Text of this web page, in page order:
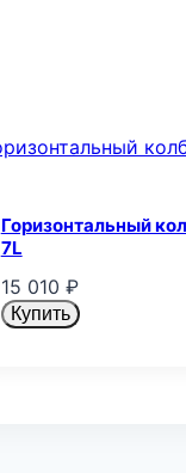
Горизонтальный
7L
15 010 ₽
Купить